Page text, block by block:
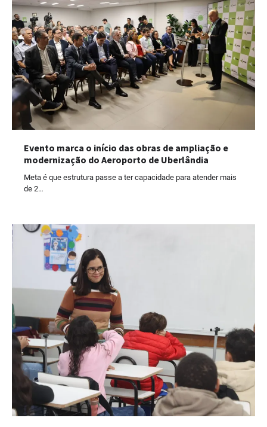
Evento marca o início das obras de ampliação e
modernização do Aeroporto de Uberlândia
Meta é que estrutura passe a ter capacidade para atender mais
de 2…